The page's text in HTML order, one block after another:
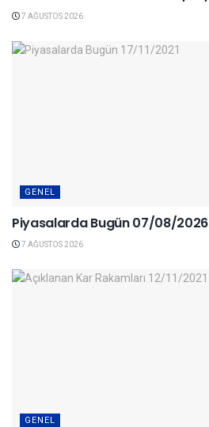
7 AĞUSTOS 2026
GENEL
Piyasalarda Bugün 07/08/2026
7 AĞUSTOS 2026
GENEL